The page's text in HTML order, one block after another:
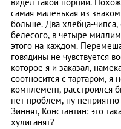
видел такой порции.
самая маленькая из
больше. Два хлебца-
белесого, в четыре
этого на каждом.
говядины не чувствуется
которое я и заказал,
соотносится с тартаром,
комплемент, расстроился
нет проблем, ну
Зиннят, Константин: это
хулиганят?